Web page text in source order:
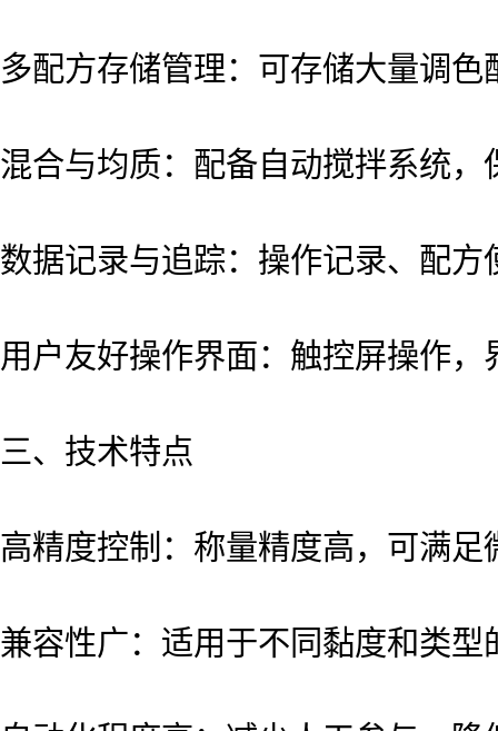
多配方存储管理：可存储大量调
混合与均质：配备自动搅拌系统
数据记录与追踪：操作记录、配
用户友好操作界面：触控屏操作
三、技术特点
高精度控制：称量精度高，可满足
兼容性广：适用于不同黏度和类